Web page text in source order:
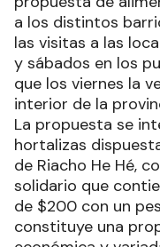
a los distintos
las visitas a las
y sábados en los
que los viernes la
interior de la
La propuesta se
hortalizas
de Riacho He Hé,
solidario que
de $200 con un
constituye una